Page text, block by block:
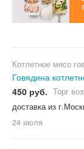
Котлетное мясо
Говядина
450 руб. Торг
доставка из
24 июля